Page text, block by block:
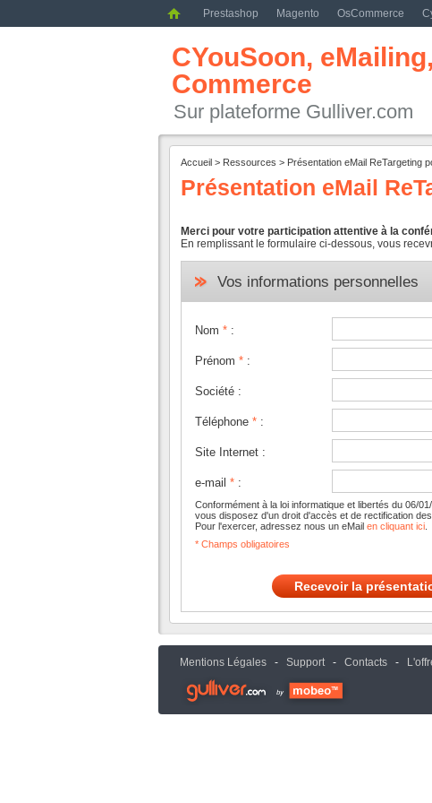
Prestashop Magento OsCommerce
CYouSoon,
Commerce
Sur plateforme Gulliver.com
Accueil > Ressources > Présentation eMail ReTargeting
Présentation eMail
Merci pour votre participation attentive à la
En remplissant le formulaire ci-dessous, vous
Vos informations personnelles
Nom * :
Prénom * :
Société :
Téléphone * :
Site Internet :
e-mail * :
Conformément à la loi informatique et libertés du 06/
vous disposez d'un droit d'accès et de rectification
Pour l'exercer, adressez nous un eMail en cliquant ici
* Champs obligatoires
Mentions Légales - Support - Contacts -